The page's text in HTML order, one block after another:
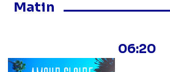
Matin
Masquer les
06:20